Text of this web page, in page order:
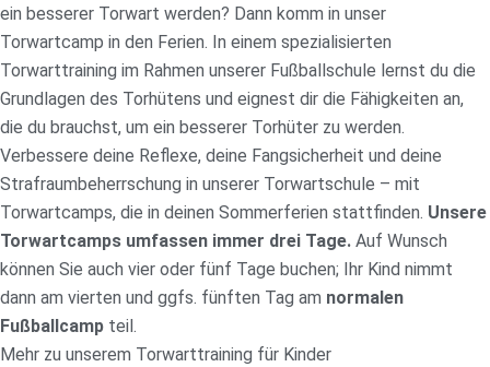
ein besserer Torwart werden? Dann komm in unser
Torwartcamp in den Ferien. In einem spezialisierten
Torwarttraining im Rahmen unserer Fußballschule lernst du die
Grundlagen des Torhütens und eignest dir die Fähigkeiten an,
die du brauchst, um ein besserer Torhüter zu werden.
Verbessere deine Reflexe, deine Fangsicherheit und deine
Strafraumbeherrschung in unserer Torwartschule – mit
Torwartcamps, die in deinen Sommerferien stattfinden. Unsere
Torwartcamps umfassen immer drei Tage. Auf Wunsch
können Sie auch vier oder fünf Tage buchen; Ihr Kind nimmt
dann am vierten und ggfs. fünften Tag am normalen
Fußballcamp teil.
Mehr zu unserem Torwarttraining für Kinder